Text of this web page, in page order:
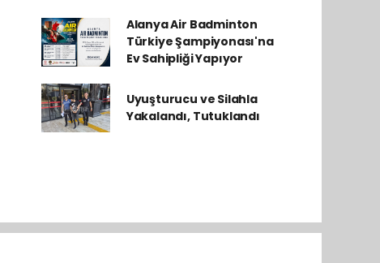
Alanya Air Badminton
Türkiye Şampiyonası'na
Ev Sahipliği Yapıyor
Uyuşturucu ve Silahla
Yakalandı, Tutuklandı